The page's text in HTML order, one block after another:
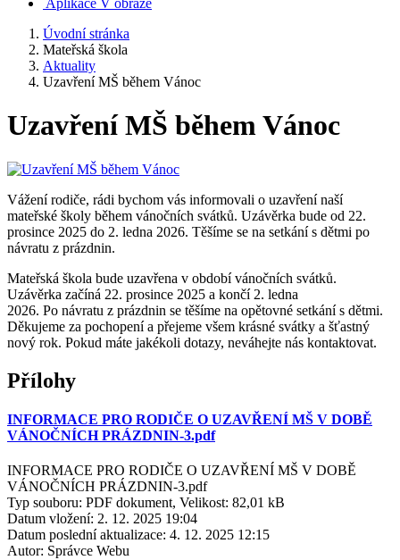
Aplikace V obraze
Úvodní stránka
Mateřská škola
Aktuality
Uzavření MŠ během Vánoc
Uzavření MŠ během Vánoc
Vážení rodiče, rádi bychom vás informovali o uzavření naší
mateřské školy během vánočních svátků. Uzávěrka bude od 22.
prosince 2025 do 2. ledna 2026. Těšíme se na setkání s dětmi po
návratu z prázdnin.
Mateřská škola bude uzavřena v období vánočních svátků.
Uzávěrka začíná 22. prosince 2025 a končí 2. ledna
2026. Po návratu z prázdnin se těšíme na opětovné setkání s dětmi.
Děkujeme za pochopení a přejeme všem krásné svátky a šťastný
nový rok. Pokud máte jakékoli dotazy, neváhejte nás kontaktovat.
Přílohy
INFORMACE PRO RODIČE O UZAVŘENÍ MŠ V DOBĚ
VÁNOČNÍCH PRÁZDNIN-3.pdf
INFORMACE PRO RODIČE O UZAVŘENÍ MŠ V DOBĚ
VÁNOČNÍCH PRÁZDNIN-3.pdf
Typ souboru: PDF dokument, Velikost: 82,01 kB
Datum vložení: 2. 12. 2025 19:04
Datum poslední aktualizace: 4. 12. 2025 12:15
Autor: Správce Webu